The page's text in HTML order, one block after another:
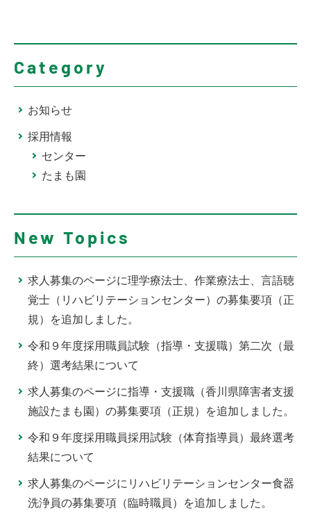
Category
お知らせ
採用情報
センター
たまも園
New Topics
求人募集のページに理学療法士、作業療法士、言語聴
覚士（リハビリテーションセンター）の募集要項（正
規）を追加しました。
令和９年度採用職員試験（指導・支援職）第二次（最
終）選考結果について
求人募集のページに指導・支援職（香川県障害者支援
施設たまも園）の募集要項（正規）を追加しました。
令和９年度採用職員採用試験（体育指導員）最終選考
結果について
求人募集のページにリハビリテーションセンター食器
洗浄員の募集要項（臨時職員）を追加しました。